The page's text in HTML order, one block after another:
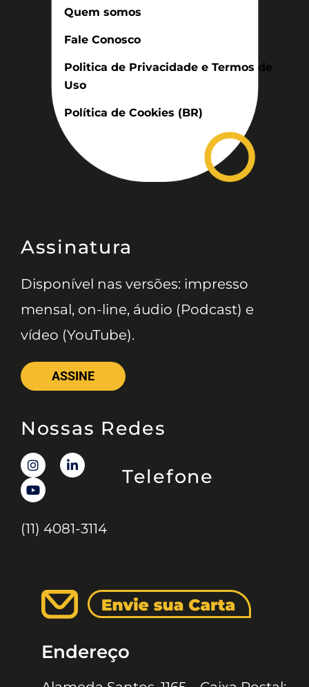
Quem somos
Fale Conosco
Politica de Privacidade e Termos de
Uso
Política de Cookies (BR)
Assinatura
Disponível nas versões: impresso
mensal, on-line, áudio (Podcast) e
vídeo (YouTube).
ASSINE
Nossas Redes
Telefone
(11) 4081-3114
Endereço